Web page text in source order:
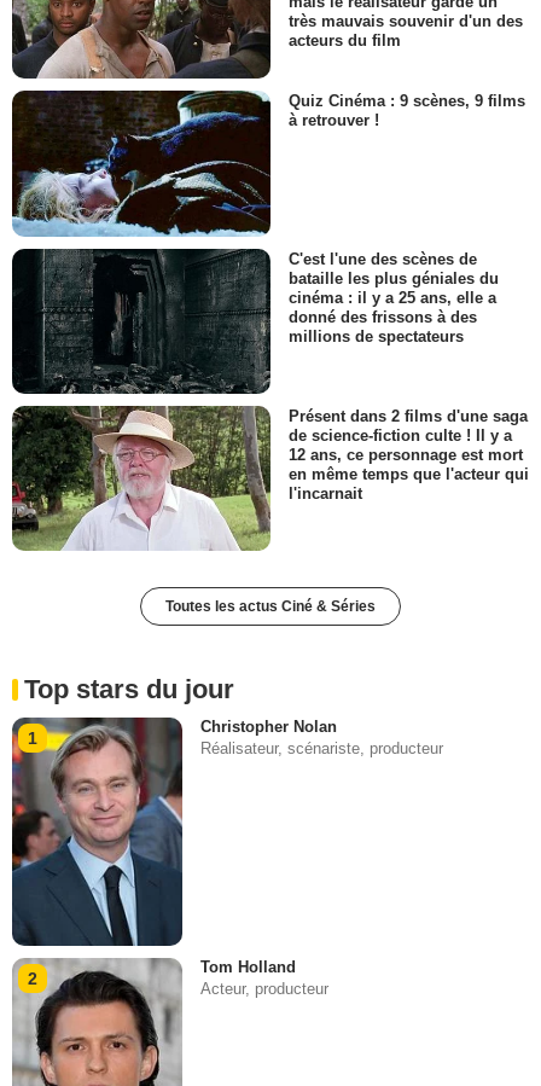
très mauvais souvenir d'un des
acteurs du film
Quiz Cinéma : 9 scènes, 9 films
à retrouver !
C'est l'une des scènes de
bataille les plus géniales du
cinéma : il y a 25 ans, elle a
donné des frissons à des
millions de spectateurs
Présent dans 2 films d'une saga
de science-fiction culte ! Il y a
12 ans, ce personnage est mort
en même temps que l'acteur qui
l'incarnait
Toutes les actus Ciné & Séries
Top stars du jour
1
Christopher Nolan
Réalisateur, scénariste, producteur
2
Tom Holland
Acteur, producteur